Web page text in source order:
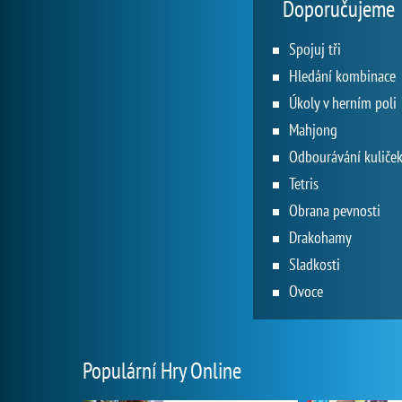
Doporučujeme
Spojuj tři
Hledání kombinace
Úkoly v herním poli
Mahjong
Odbourávání kuliček
Tetris
Obrana pevnosti
Drakohamy
Sladkosti
Ovoce
Populární Hry Online